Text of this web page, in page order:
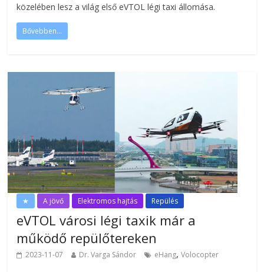
közelében lesz a világ első eVTOL légi taxi állomása.
Bővebben...
★ A jövő Elektromos hajtás Repülés
eVTOL városi légi taxik már a
működő repülőtereken
2023-11-07 Dr. Varga Sándor eHang,Volocopter